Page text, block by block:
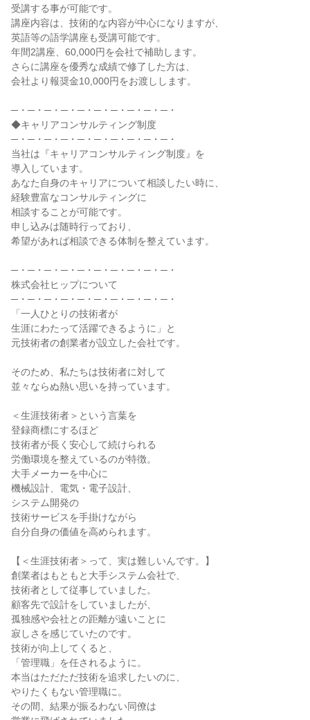
受講する事が可能です。
講座内容は、技術的な内容が中心になりますが、
英語等の語学講座も受講可能です。
年間2講座、60,000円を会社で補助します。
さらに講座を優秀な成績で修了した方は、
会社より報奨金10,000円をお渡しします。
─・─・─・─・─・─・─・─・─・─・
◆キャリアコンサルティング制度
─・─・─・─・─・─・─・─・─・─・
当社は『キャリアコンサルティング制度』を
導入しています。
あなた自身のキャリアについて相談したい時に、
経験豊富なコンサルティングに
相談することが可能です。
申し込みは随時行っており、
希望があれば相談できる体制を整えています。
─・─・─・─・─・─・─・─・─・─・
株式会社ヒップについて
─・─・─・─・─・─・─・─・─・─・
「一人ひとりの技術者が
生涯にわたって活躍できるように」と
元技術者の創業者が設立した会社です。
そのため、私たちは技術者に対して
並々ならぬ熱い思いを持っています。
＜生涯技術者＞という言葉を
登録商標にするほど
技術者が長く安心して続けられる
労働環境を整えているのが特徴。
大手メーカーを中心に
機械設計、電気・電子設計、
システム開発の
技術サービスを手掛けながら
自分自身の価値を高められます。
【＜生涯技術者＞って、実は難しいんです。】
創業者はもともと大手システム会社で、
技術者として従事していました。
顧客先で設計をしていましたが、
孤独感や会社との距離が遠いことに
寂しさを感じていたのです。
技術が向上してくると、
「管理職」を任されるように。
本当はただただ技術を追求したいのに、
やりたくもない管理職に。
その間、結果が振るわない同僚は